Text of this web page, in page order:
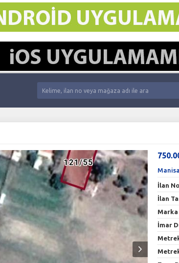
Manisa
İlan No
İlan
Marka
İmar